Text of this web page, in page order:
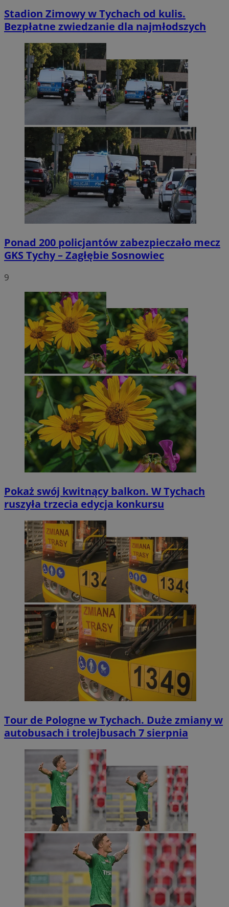
Stadion Zimowy w Tychach od kulis.
Bezpłatne zwiedzanie dla najmłodszych
Ponad 200 policjantów zabezpieczało mecz
GKS Tychy – Zagłębie Sosnowiec
9
Pokaż swój kwitnący balkon. W Tychach
ruszyła trzecia edycja konkursu
Tour de Pologne w Tychach. Duże zmiany w
autobusach i trolejbusach 7 sierpnia